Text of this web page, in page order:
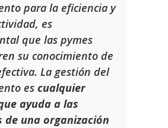
para la eficiencia y
es
que las pymes
su conocimiento de
La gestión del
es cualquier
ayuda a las
de una organización